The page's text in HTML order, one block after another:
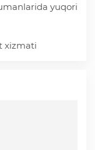
idoraviy
yuqori
xizmati